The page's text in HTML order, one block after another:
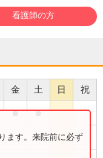
看護師の方
金 土 日 祝
● ●
●
ます。来院前に必ず